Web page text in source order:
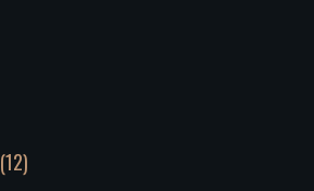
(12)